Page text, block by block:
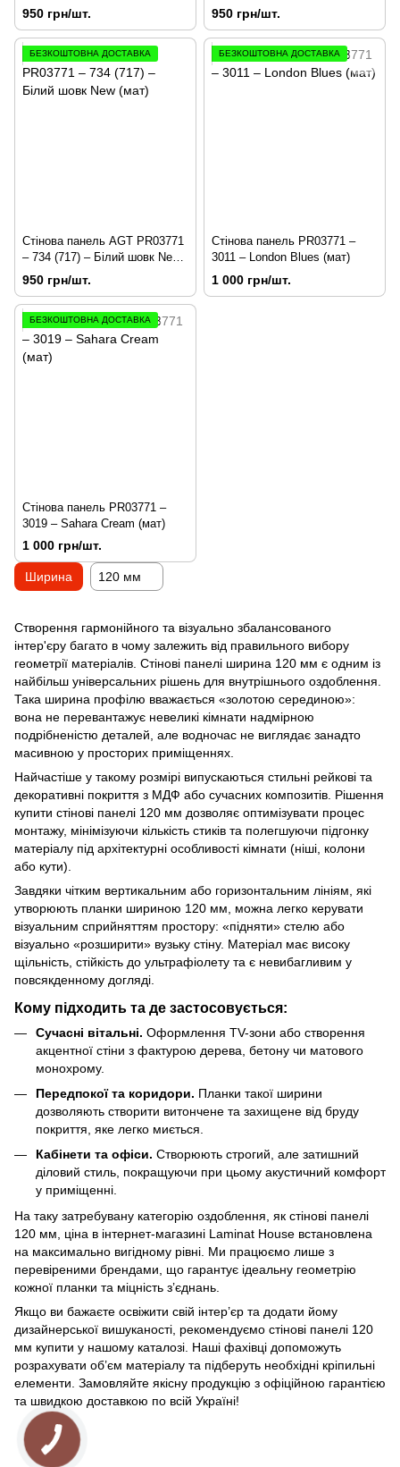
950 грн/шт.
(мат)
950 грн/шт.
БЕЗКОШТОВНА ДОСТАВКА
Стінова панель AGT PR03771
– 734 (717) – Білий шовк New
(мат)
950 грн/шт.
БЕЗКОШТОВНА ДОСТАВКА
Стінова панель PR03771 –
3011 – London Blues (мат)
1 000 грн/шт.
БЕЗКОШТОВНА ДОСТАВКА
Стінова панель PR03771 –
3019 – Sahara Cream (мат)
1 000 грн/шт.
Створення гармонійного та візуально збалансованого
інтер'єру багато в чому залежить від правильного вибору
геометрії матеріалів. Стінові панелі ширина 120 мм є одним із
найбільш універсальних рішень для внутрішнього оздоблення.
Така ширина профілю вважається «золотою серединою»:
вона не перевантажує невеликі кімнати надмірною
подрібненістю деталей, але водночас не виглядає занадто
масивною у просторих приміщеннях.
Найчастіше у такому розмірі випускаються стильні рейкові та
декоративні покриття з МДФ або сучасних композитів. Рішення
купити стінові панелі 120 мм дозволяє оптимізувати процес
монтажу, мінімізуючи кількість стиків та полегшуючи підгонку
матеріалу під архітектурні особливості кімнати (ніші, колони
або кути).
Завдяки чітким вертикальним або горизонтальним лініям, які
утворюють планки шириною 120 мм, можна легко керувати
візуальним сприйняттям простору: «підняти» стелю або
візуально «розширити» вузьку стіну. Матеріал має високу
щільність, стійкість до ультрафіолету та є невибагливим у
повсякденному догляді.
Кому підходить та де застосовується:
Сучасні вітальні. Оформлення ТV-зони або створення
акцентної стіни з фактурою дерева, бетону чи матового
монохрому.
Передпокої та коридори. Планки такої ширини
дозволяють створити витончене та захищене від бруду
покриття, яке легко миється.
Кабінети та офіси. Створюють строгий, але затишний
діловий стиль, покращуючи при цьому акустичний комфорт
у приміщенні.
На таку затребувану категорію оздоблення, як стінові панелі
120 мм, ціна в інтернет-магазині Laminat House встановлена
на максимально вигідному рівні. Ми працюємо лише з
перевіреними брендами, що гарантує ідеальну геометрію
кожної планки та міцність з’єднань.
Якщо ви бажаєте освіжити свій інтер’єр та додати йому
дизайнерської вишуканості, рекомендуємо стінові панелі 120
мм купити у нашому каталозі. Наші фахівці допоможуть
розрахувати об’єм матеріалу та підберуть необхідні кріпильні
елементи. Замовляйте якісну продукцію з офіційною гарантією
та швидкою доставкою по всій Україні!
Ширина 120 мм